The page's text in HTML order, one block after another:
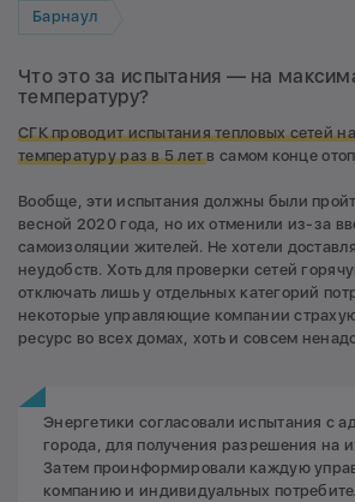
Барнаул
Что это за испытания — на
температуру?
СГК проводит испытания тепловых сетей
температуру раз в 5 летв самом конце
Вообще, эти испытания должны были
весной 2020 года, но их отменили из-за
самоизоляции жителей. Не хотели
неудобств. Хоть для проверки сетей
отключать лишь у отдельных категорий
некоторые управляющие компании
ресурс во всех домах, хоть и совсем
Энергетики согласовали испытания с
города, для получения разрешения на
Затем проинформировали каждую
компанию и индивидуальных